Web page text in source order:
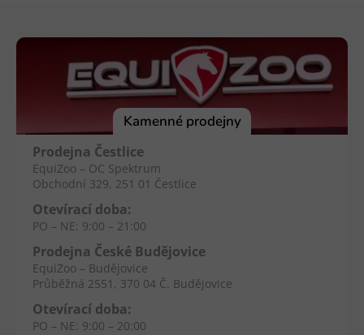
Kamenné prodejny
Prodejna Čestlice
EquiZoo – OC Spektrum
Obchodní 329, 251 01 Čestlice
Otevírací doba:
PO – NE: 9:00 – 21:00
Prodejna České Budějovice
EquiZoo – Budějovice
Průběžná 2551, 370 04 Č. Budějovice
Otevírací doba:
PO – NE: 9:00 – 20:00